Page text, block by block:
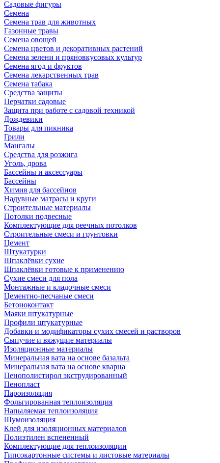
Садовые фигуры
Семена
Семена трав для животных
Газонные травы
Семена овощей
Семена цветов и декоративных растений
Семена зелени и пряновкусовых культур
Семена ягод и фруктов
Семена лекарственных трав
Семена табака
Средства защиты
Перчатки садовые
Защита при работе с садовой техникой
Дождевики
Товары для пикника
Грили
Мангалы
Средства для розжига
Уголь, дрова
Бассейны и аксессуары
Бассейны
Химия для бассейнов
Надувные матрасы и круги
Строительные материалы
Потолки подвесные
Комплектующие для реечных потолков
Строительные смеси и грунтовки
Цемент
Штукатурки
Шпаклёвки сухие
Шпаклёвки готовые к применению
Сухие смеси для пола
Монтажные и кладочные смеси
Цементно-песчаные смеси
Бетоноконтакт
Маяки штукатурные
Профили штукатурные
Добавки и модификаторы сухих смесей и растворов
Сыпучие и вяжущие материалы
Изоляционные материалы
Минеральная вата на основе базальта
Минеральная вата на основе кварца
Пенополистирол экструдированный
Пенопласт
Пароизоляция
Фольгированная теплоизоляция
Напыляемая теплоизоляция
Шумоизоляция
Клей для изоляционных материалов
Полиэтилен вспененный
Комплектующие для теплоизоляции
Гипсокартонные системы и листовые материалы